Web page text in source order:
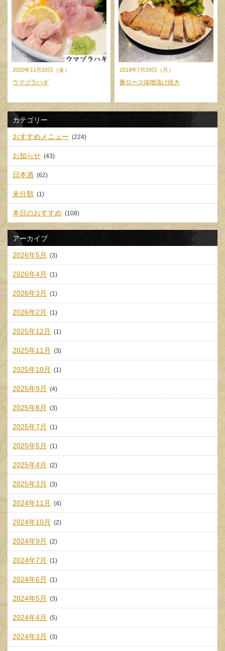
2020年11月20日（金）
ウマヅラハギ
2019年7月29日（月）
豚ロース味噌漬け焼き
カテゴリー
おすすめメニュー (224)
お知らせ (43)
日本酒 (62)
未分類 (1)
本日のおすすめ (108)
アーカイブ
2026年5月 (3)
2026年4月 (1)
2026年3月 (1)
2026年2月 (1)
2025年12月 (1)
2025年11月 (3)
2025年10月 (1)
2025年9月 (4)
2025年8月 (3)
2025年7月 (1)
2025年5月 (1)
2025年4月 (2)
2025年3月 (3)
2024年11月 (4)
2024年10月 (2)
2024年9月 (2)
2024年7月 (1)
2024年6月 (1)
2024年5月 (3)
2024年4月 (5)
2024年3月 (3)